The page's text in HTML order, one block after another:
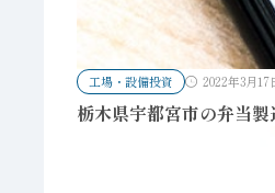
工場・設備投資 2022年3月17
栃木県宇都宮市の弁当